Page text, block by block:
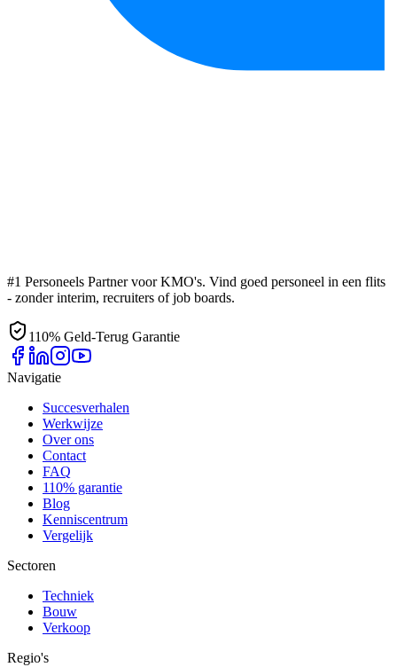
#1 Personeels Partner voor KMO's. Vind goed personeel in een flits
- zonder interim, recruiters of job boards.
110% Geld-Terug Garantie
Navigatie
Succesverhalen
Werkwijze
Over ons
Contact
FAQ
110% garantie
Blog
Kenniscentrum
Vergelijk
Sectoren
Techniek
Bouw
Verkoop
Regio's